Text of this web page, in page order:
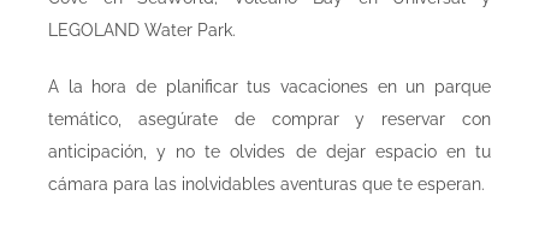
LEGOLAND Water Park.
A la hora de planificar tus vacaciones en un parque
temático, asegúrate de comprar y reservar con
anticipación, y no te olvides de dejar espacio en tu
cámara para las inolvidables aventuras que te esperan.